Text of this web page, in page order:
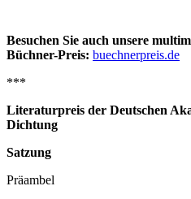
Besuchen Sie auch unsere
Büchner-Preis: buechnerpreis.de
***
Literaturpreis der Deutschen
Dichtung
Satzung
Präambel